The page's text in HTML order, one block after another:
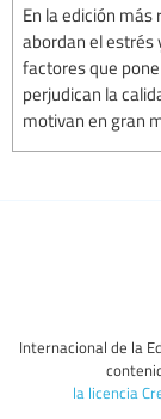
En la edición más
abordan el estrés
factores que
perjudican la
motivan en gran
Internacional de la
la licencia